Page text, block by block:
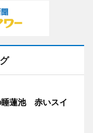
睡蓮池 赤いスイ